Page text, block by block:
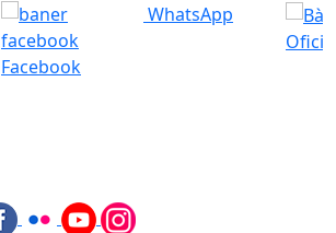
Facebook
WhatsApp